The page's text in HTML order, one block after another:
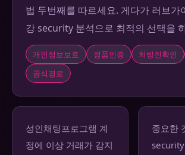
법 두번째를 따르세요. 게다가 러브가
강 security 분석으로 최적의 선택을
개인정보보호 정품인증 처방전확인
공식경로
성인채팅프로그램 계
정에 이상 거래가 감지
중요한